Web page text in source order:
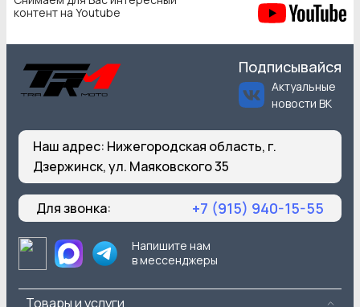
контент на Youtube
Подписывайся
Актуальные
новости ВК
Наш адрес: Нижегородская область, г.
Дзержинск, ул. Маяковского 35
Для звонка: +7 (915) 940-15-55
Напишите нам
в мессенджеры
Товары и услуги